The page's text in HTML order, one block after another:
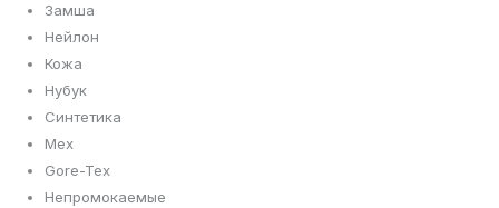
Замша
Нейлон
Кожа
Нубук
Синтетика
Мех
Gore-Tex
Непромокаемые